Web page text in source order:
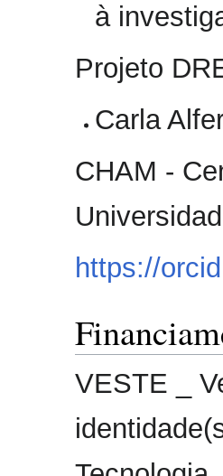
à
Projeto
Carla
CHAM -
https://
VESTE _